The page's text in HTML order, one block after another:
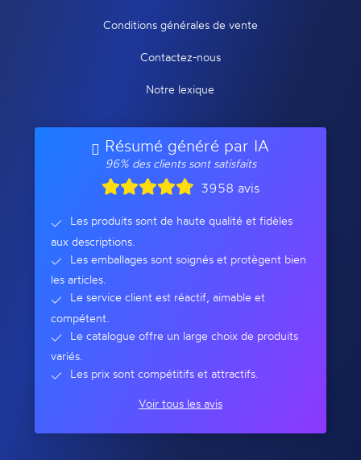
Conditions générales de vente
Contactez-nous
Notre lexique
Résumé généré par IA
96% des clients sont satisfaits
3958 avis
Les produits sont de haute qualité et fidèles
aux descriptions.
Les emballages sont soignés et protègent bien
les articles.
Le service client est réactif, aimable et
compétent.
Le catalogue offre un large choix de produits
variés.
Les prix sont compétitifs et attractifs.
Voir tous les avis